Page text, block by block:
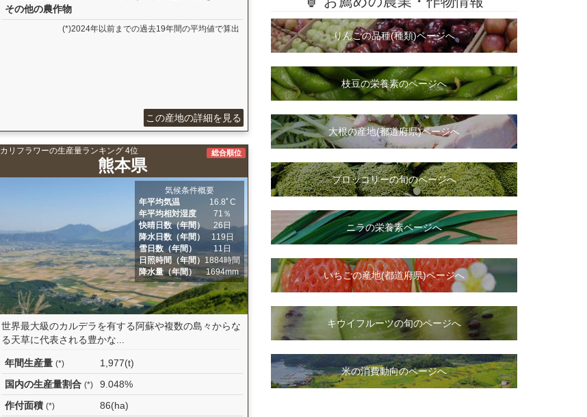
その他の農作物
(*)2024年以前までの過去19年間の平均値で算出
この産地の詳細を見る
カリフラワーの生産量ランキング 4位
熊本県
総合順位
気候条件概要
年平均気温
16.8ﾟC
年平均相対湿度
71％
快晴日数（年間）
26日
降水日数（年間）
119日
雪日数（年間）
11日
日照時間（年間） 1884時間
降水量（年間）
1694mm
世界最大級のカルデラを有する阿蘇や複数の島々からな
る天草に代表される豊かな...
年間生産量 (*)
1,977(t)
国内の生産量割合 (*)
9.048%
作付面積 (*) 86(ha)
りんごの品種(種類)ページへ
枝豆の栄養素のページへ
大根の産地(都道府県)ページへ
ブロッコリーの旬のページへ
ニラの栄養素ページへ
いちごの産地(都道府県)ページへ
キウイフルーツの旬のページへ
米の消費動向のページへ